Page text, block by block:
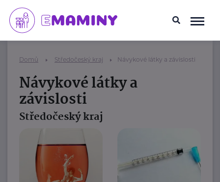
Domů Středočeský kraj Návykové látky a závislosti
Návykové látky a
závislosti
Středočeský kraj